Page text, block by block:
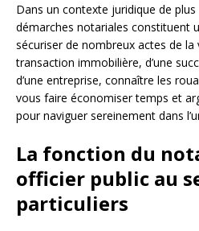
Dans un contexte juridique de
démarches notariales constituent
sécuriser de nombreux actes de la
transaction immobilière, d’une
d’une entreprise, connaître les
vous faire économiser temps et
pour naviguer sereinement dans
La fonction du
officier public au
particuliers